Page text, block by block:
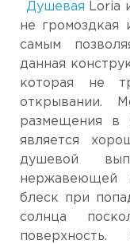
Душевая Loria
не громоздкая
самым
данная
которая не
открывании.
размещения в
является
душевой
нержавеющей
блеск при
солнца